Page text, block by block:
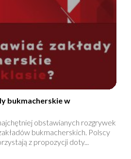
bukmacherskie w
obstawianych rozgrywek
bukmacherskich. Polscy
z propozycji doty...